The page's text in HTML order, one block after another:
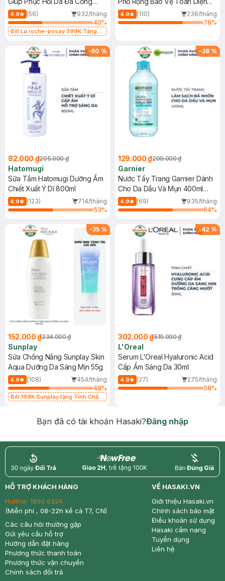
Dụng 40ml
4.9 (56)
932/tháng
40%
Bill La roche-posay 399K Tặng
(SL có hạn)
40ml
4.9 (110)
236/tháng
76%
-60 %
82.000 ₫205.000 ₫
Hatomugi
Sữa Tắm Hatomugi Dưỡng Ẩm
Chiết Xuất Ý Dĩ 800ml
4.9 (123)
714/tháng
53%
-38 %
129.000 ₫209.000 ₫
Garnier
Nước Tẩy Trang Garnier Dành
Cho Da Dầu Và Mụn 400ml
(Mới)
4.9 (69)
935/tháng
64%
-35 %
152.000 ₫234.000 ₫
Sunplay
Sữa Chống Nắng Sunplay Skin
Aqua Dưỡng Da Sáng Mịn 55g
4.9 (108)
454/tháng
48%
Bill 199K Sunplay tặng Tinh Chất
-42 %
302.000 ₫519.000 ₫
L'Oreal
Serum L'Oreal Hyaluronic Acid
Cấp Ẩm Sáng Da 30ml
4.9 (27)
275/tháng
58%
Bạn đã có tài khoản Hasaki?Đăng nhập
return nowfree price
HỖ TRỢ KHÁCH HÀNG
Hotline: 1800 6324
(Miễn phí , 08-22h kể cả T7, CN)
Các câu hỏi thường gặp
Gửi yêu cầu hỗ trợ
Hướng dẫn đặt hàng
Phương thức thanh toán
Phương thức vận chuyển
Chính sách đổi trả
VỀ HASAKI.VN
Giới thiệu Hasaki.vn
Chính sách bảo mật
Điều khoản sử dụng
Hasaki cẩm nang
Tuyển dụng
Liên hệ